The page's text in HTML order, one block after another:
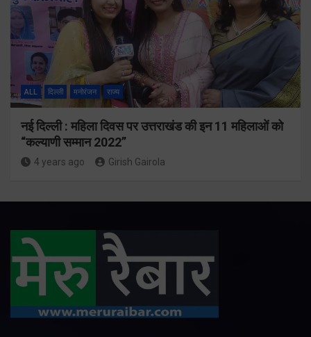
ALL दिल्ली मनोरंजन राज्य
नई दिल्ली : महिला दिवस पर उत्तराखंड की इन 11 महिलाओं को
“कल्याणी सम्मान 2022”
4 years ago Girish Gairola